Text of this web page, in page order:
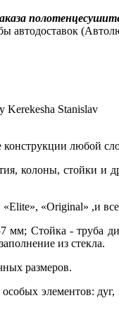
автодоставок
Kerekesha Stanislav
конструкции любой
колоны, стойки и
«Elite», «Original»
мм; Стойка -
из стекла.
размеров.
элементов: